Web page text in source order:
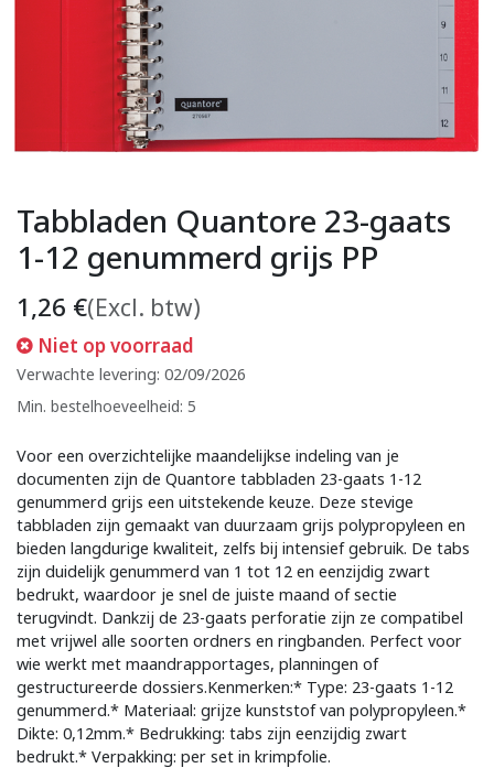
Tabbladen Quantore 23-gaats
1-12 genummerd grijs PP
1,26 €(Excl. btw)
Niet op voorraad
Verwachte levering: 02/09/2026
Min. bestelhoeveelheid: 5
Voor een overzichtelijke maandelijkse indeling van je
documenten zijn de Quantore tabbladen 23-gaats 1-12
genummerd grijs een uitstekende keuze. Deze stevige
tabbladen zijn gemaakt van duurzaam grijs polypropyleen en
bieden langdurige kwaliteit, zelfs bij intensief gebruik. De tabs
zijn duidelijk genummerd van 1 tot 12 en eenzijdig zwart
bedrukt, waardoor je snel de juiste maand of sectie
terugvindt. Dankzij de 23-gaats perforatie zijn ze compatibel
met vrijwel alle soorten ordners en ringbanden. Perfect voor
wie werkt met maandrapportages, planningen of
gestructureerde dossiers.Kenmerken:* Type: 23-gaats 1-12
genummerd.* Materiaal: grijze kunststof van polypropyleen.*
Dikte: 0,12mm.* Bedrukking: tabs zijn eenzijdig zwart
bedrukt.* Verpakking: per set in krimpfolie.